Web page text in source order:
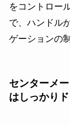
をコントロー
で、 ハンドル
ゲーションの
センターメ
はしっかり